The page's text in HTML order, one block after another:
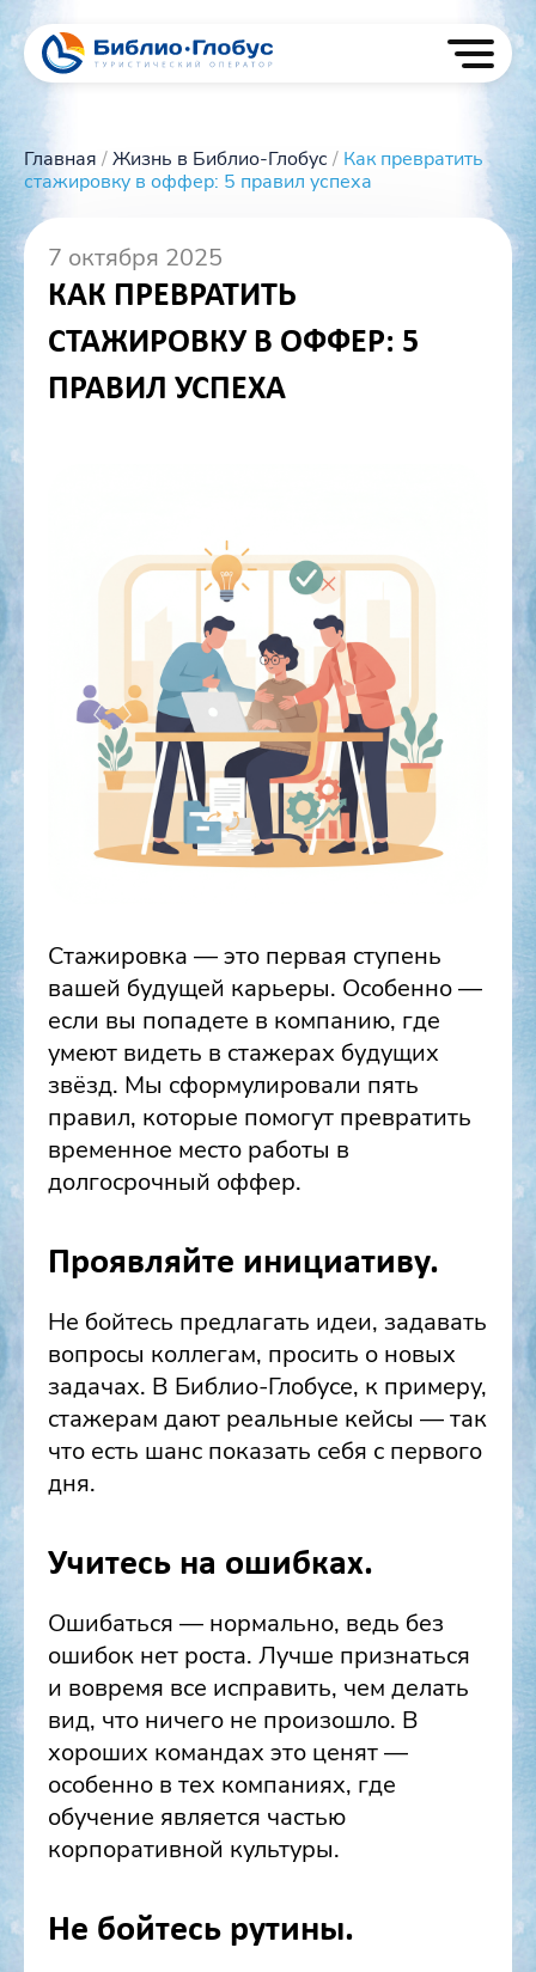
Skip
to
content
Главная /Жизнь в Библио-Глобус / Как превратить
стажировку в оффер: 5 правил успеха
7 октября 2025
КАК ПРЕВРАТИТЬ
СТАЖИРОВКУ В ОФФЕР: 5
ПРАВИЛ УСПЕХА
Стажировка — это первая ступень
вашей будущей карьеры. Особенно —
если вы попадете в компанию, где
умеют видеть в стажерах будущих
звёзд. Мы сформулировали пять
правил, которые помогут превратить
временное место работы в
долгосрочный оффер.
Проявляйте инициативу.
Не бойтесь предлагать идеи, задавать
вопросы коллегам, просить о новых
задачах. В Библио-Глобусе, к примеру,
стажерам дают реальные кейсы — так
что есть шанс показать себя с первого
дня.
Учитесь на ошибках.
Ошибаться — нормально, ведь без
ошибок нет роста. Лучше признаться
и вовремя все исправить, чем делать
вид, что ничего не произошло. В
хороших командах это ценят —
особенно в тех компаниях, где
обучение является частью
корпоративной культуры.
Не бойтесь рутины.